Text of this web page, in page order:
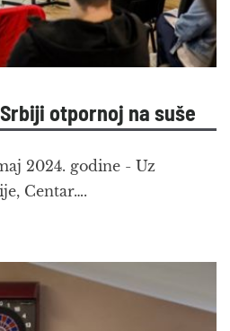
otpornoj na suše
2024. godine - Uz
Centar….